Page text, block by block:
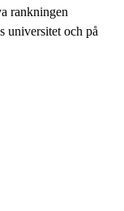
rankningen
universitet och på